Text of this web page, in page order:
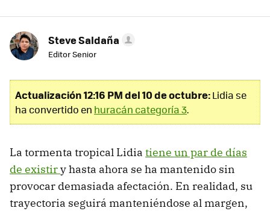
Steve Saldaña
Editor Senior
Actualización 12:16 PM del 10 de octubre:Lidia se
ha convertido en huracán categoría 3.
La tormenta tropical Lidia tiene un par de días
de existiry hasta ahora se ha mantenido sin
provocar demasiada afectación. En realidad, su
trayectoria seguirá manteniéndose al margen,